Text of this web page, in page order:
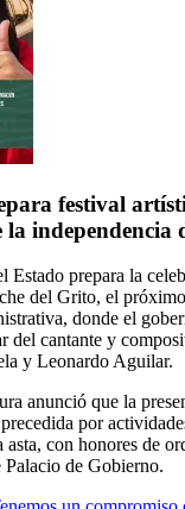
festival
independencia
prepara la
del Grito, el
donde el
del cantante y
y Leonardo Aguilar.
anunció que la
por
con honores de
de Gobierno.